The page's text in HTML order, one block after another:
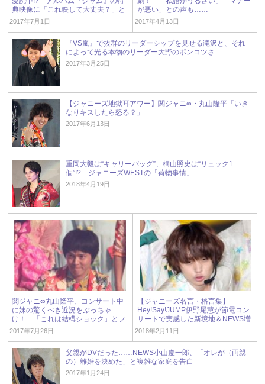
典映像に「これ映して大丈夫？」と
ファン困惑
2017年7月1日
が悪い」との声も……
2017年4月13日
『VS嵐』で抜群のリーダーシップを見せる滝沢と、それ
によって光る本物のリーダー大野のポンコツさ
2017年3月25日
【ジャニーズ地獄耳アワー】関ジャニ∞・丸山隆平「いき
なりキスしたら怒る？」
2017年6月13日
重岡大毅は“キャリーバッグ”、桐山照史は“リュック1
個”!? ジャニーズWESTの「荷物事情」
2018年4月19日
関ジャニ∞丸山隆平、コンサート中
に妹の驚くべき近況をぶっちゃ
け！ 「これは結構ショック」とフ
ァンが悲しむワケ
2017年7月26日
【ジャニーズ名言・格言集】
Hey!Say!JUMP伊野尾慧が節電コン
サートで実感した新境地＆NEWS増
田貴久を変えたものとは？
2018年2月11日
父親がDVだった……NEWS小山慶一郎、「オレが（両親
の）離婚を決めた」と複雑な家庭を告白
2017年1月24日